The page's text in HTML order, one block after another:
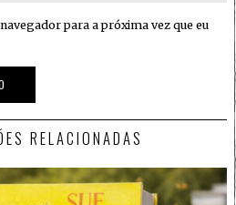
para a próxima vez que eu
RELACIONADAS